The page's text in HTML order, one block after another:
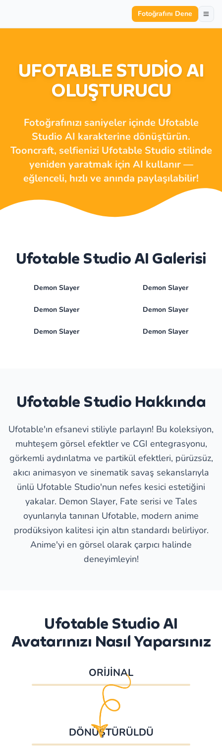
Fotoğrafını Dene
UFOTABLE STUDIO AI
OLUŞTURUCU
Fotoğrafınızı saniyeler içinde Ufotable
Studio AI karakterine dönüştürün.
Tooncraft, selfienizi Ufotable Studio stilinde
yeniden yaratmak için AI kullanır —
eğlenceli, hızlı ve anında paylaşılabilir!
Ufotable Studio AI Galerisi
Demon Slayer Demon Slayer
Demon Slayer Demon Slayer
Demon Slayer Demon Slayer
Ufotable Studio Hakkında
Ufotable'ın efsanevi stiliyle parlayın! Bu koleksiyon,
muhteşem görsel efektler ve CGI entegrasyonu,
görkemli aydınlatma ve partikül efektleri, pürüzsüz,
akıcı animasyon ve sinematik savaş sekanslarıyla
ünlü Ufotable Studio'nun nefes kesici estetiğini
yakalar. Demon Slayer, Fate serisi ve Tales
oyunlarıyla tanınan Ufotable, modern anime
prodüksiyon kalitesi için altın standardı belirliyor.
Anime'yi en görsel olarak çarpıcı halinde
deneyimleyin!
Ufotable Studio AI
Avatarınızı Nasıl Yaparsınız
ORİJİNAL
DÖNÜŞTÜRÜLDÜ